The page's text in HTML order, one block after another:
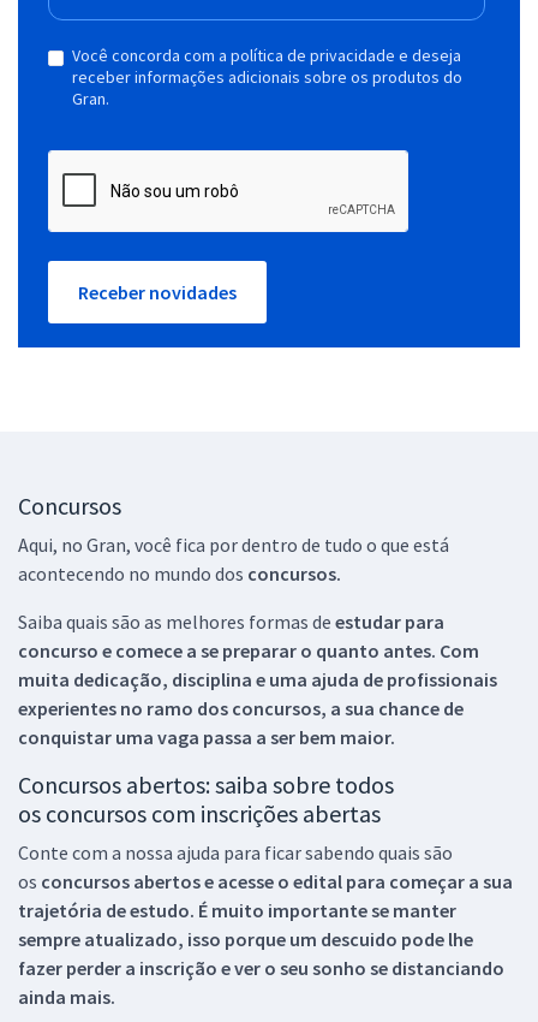
Você concorda com a política de privacidade e deseja
receber informações adicionais sobre os produtos do
Gran.
Receber novidades
Concursos
Aqui, no Gran, você fica por dentro de tudo o que está
acontecendo no mundo dos concursos.
Saiba quais são as melhores formas de estudar para
concurso e comece a se preparar o quanto antes. Com
muita dedicação, disciplina e uma ajuda de profissionais
experientes no ramo dos concursos, a sua chance de
conquistar uma vaga passa a ser bem maior.
Concursos abertos: saiba sobre todos
os concursos com inscrições abertas
Conte com a nossa ajuda para ficar sabendo quais são
os concursos abertos e acesse o edital para começar a sua
trajetória de estudo. É muito importante se manter
sempre atualizado, isso porque um descuido pode lhe
fazer perder a inscrição e ver o seu sonho se distanciando
ainda mais.